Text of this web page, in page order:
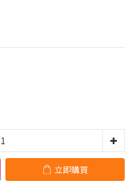
立即購買